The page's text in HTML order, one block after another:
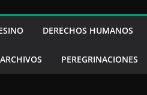
DERECHOS HUMANOS
PEREGRINACIONES